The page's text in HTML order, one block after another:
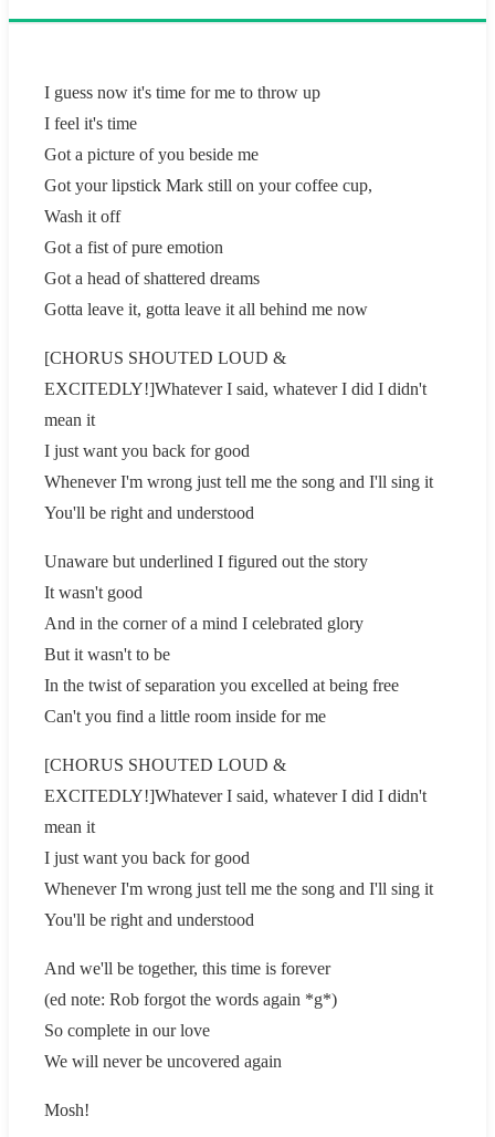
I guess now it's time for me to throw up
I feel it's time
Got a picture of you beside me
Got your lipstick Mark still on your coffee cup,
Wash it off
Got a fist of pure emotion
Got a head of shattered dreams
Gotta leave it, gotta leave it all behind me now
[CHORUS SHOUTED LOUD &
EXCITEDLY!]Whatever I said, whatever I did I didn't
mean it
I just want you back for good
Whenever I'm wrong just tell me the song and I'll sing it
You'll be right and understood
Unaware but underlined I figured out the story
It wasn't good
And in the corner of a mind I celebrated glory
But it wasn't to be
In the twist of separation you excelled at being free
Can't you find a little room inside for me
[CHORUS SHOUTED LOUD &
EXCITEDLY!]Whatever I said, whatever I did I didn't
mean it
I just want you back for good
Whenever I'm wrong just tell me the song and I'll sing it
You'll be right and understood
And we'll be together, this time is forever
(ed note: Rob forgot the words again *g*)
So complete in our love
We will never be uncovered again
Mosh!